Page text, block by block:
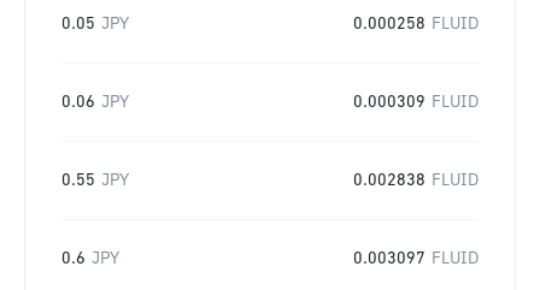
0.05 JPY 0.000258 FLUID
0.06 JPY 0.000309 FLUID
0.55 JPY 0.002838 FLUID
0.6 JPY 0.003097 FLUID